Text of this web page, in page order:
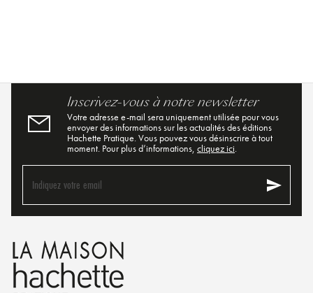
Inscrivez-vous à notre newsletter
Votre adresse e-mail sera uniquement utilisée pour vous
envoyer des informations sur les actualités des éditions
Hachette Pratique. Vous pouvez vous désinscrire à tout
moment. Pour plus d’informations, cliquez ici.
Indiquez votre email send